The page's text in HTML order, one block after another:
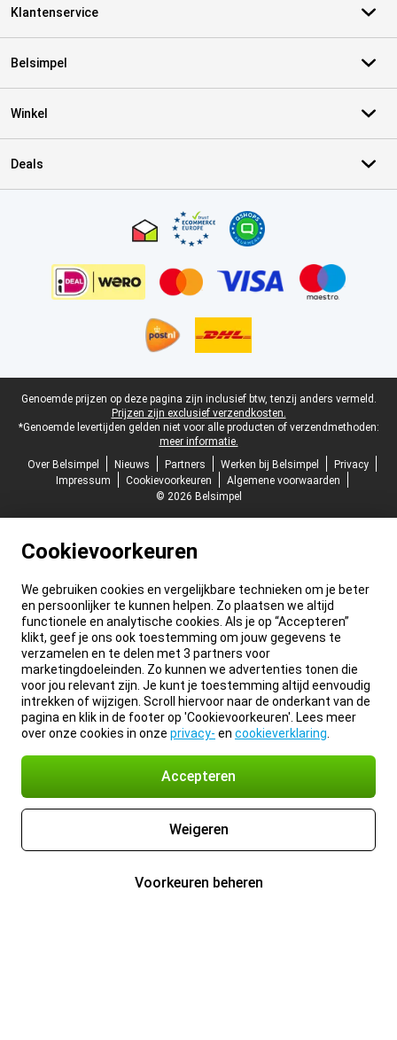
Klantenservice
Belsimpel
Winkel
Deals
Juridische voettekst
Genoemde prijzen op deze pagina zijn inclusief btw, tenzij anders vermeld.
Prijzen zijn exclusief verzendkosten.
*Genoemde levertijden gelden niet voor alle producten of verzendmethoden:
meer informatie.
Over Belsimpel
Nieuws Partners Werken bij Belsimpel
Privacy
Impressum
Cookievoorkeuren
Algemene voorwaarden
© 2026 Belsimpel
Cookievoorkeuren
We gebruiken cookies en vergelijkbare technieken om je beter
en persoonlijker te kunnen helpen. Zo plaatsen we altijd
functionele en analytische cookies. Als je op “Accepteren”
klikt, geef je ons ook toestemming om jouw gegevens te
verzamelen en te delen met 3 partners voor
marketingdoeleinden. Zo kunnen we advertenties tonen die
voor jou relevant zijn. Je kunt je toestemming altijd eenvoudig
intrekken of wijzigen. Scroll hiervoor naar de onderkant van de
pagina en klik in de footer op 'Cookievoorkeuren'. Lees meer
over onze cookies in onze privacy- en cookieverklaring
Accepteren
Weigeren
Voorkeuren beheren